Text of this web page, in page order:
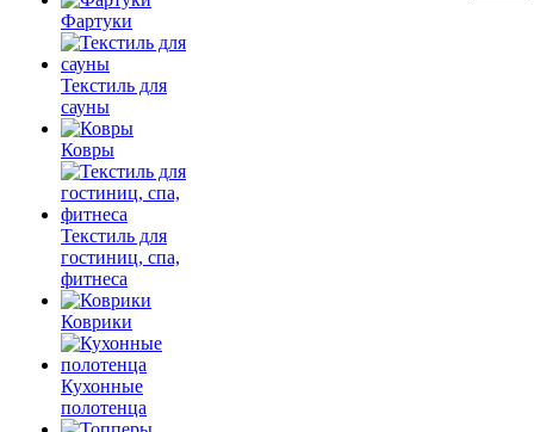
Фартуки
Текстиль для
сауны
Ковры
Текстиль для
гостиниц, спа,
фитнеса
Коврики
Кухонные
полотенца